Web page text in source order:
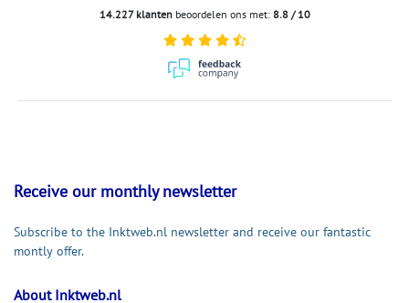
14.227 klantenbeoordelen ons met: 8.8 / 10
Receive our monthly newsletter
Subscribe to the Inktweb.nl newsletter and receive our fantastic
montly offer.
About Inktweb.nl